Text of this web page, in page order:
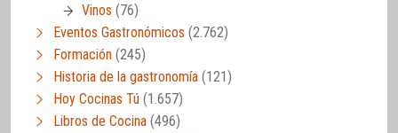
Vinos (76)
Eventos Gastronómicos (2.762)
Formación (245)
Historia de la gastronomía (121)
Hoy Cocinas Tú (1.657)
Libros de Cocina (496)